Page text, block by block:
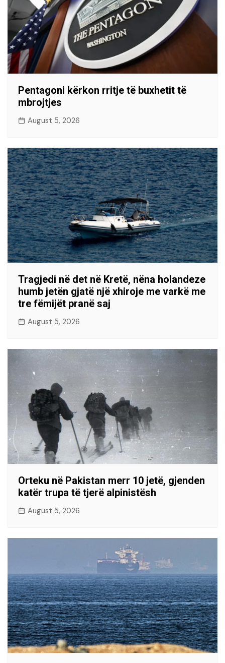
Pentagoni kërkon rritje të buxhetit të
mbrojtjes
August 5, 2026
Tragjedi në det në Kretë, nëna holandeze
humb jetën gjatë një xhiroje me varkë me
tre fëmijët pranë saj
August 5, 2026
Orteku në Pakistan merr 10 jetë, gjenden
katër trupa të tjerë alpinistësh
August 5, 2026